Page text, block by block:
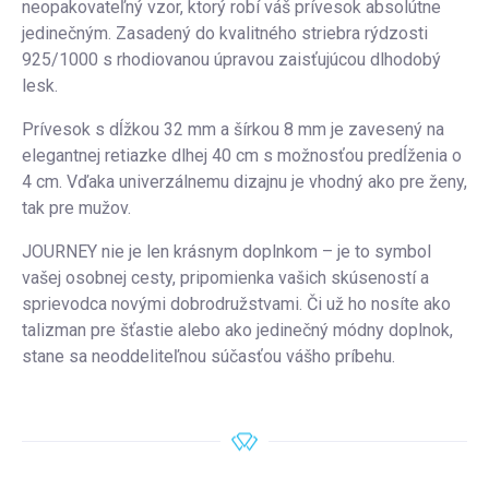
neopakovateľný vzor, ktorý robí váš prívesok absolútne
jedinečným. Zasadený do kvalitného striebra rýdzosti
925/1000 s rhodiovanou úpravou zaisťujúcou dlhodobý
lesk.
Prívesok s dĺžkou 32 mm a šírkou 8 mm je zavesený na
elegantnej retiazke dlhej 40 cm s možnosťou predĺženia o
4 cm. Vďaka univerzálnemu dizajnu je vhodný ako pre ženy,
tak pre mužov.
JOURNEY nie je len krásnym doplnkom – je to symbol
vašej osobnej cesty, pripomienka vašich skúseností a
sprievodca novými dobrodružstvami. Či už ho nosíte ako
talizman pre šťastie alebo ako jedinečný módny doplnok,
stane sa neoddeliteľnou súčasťou vášho príbehu.